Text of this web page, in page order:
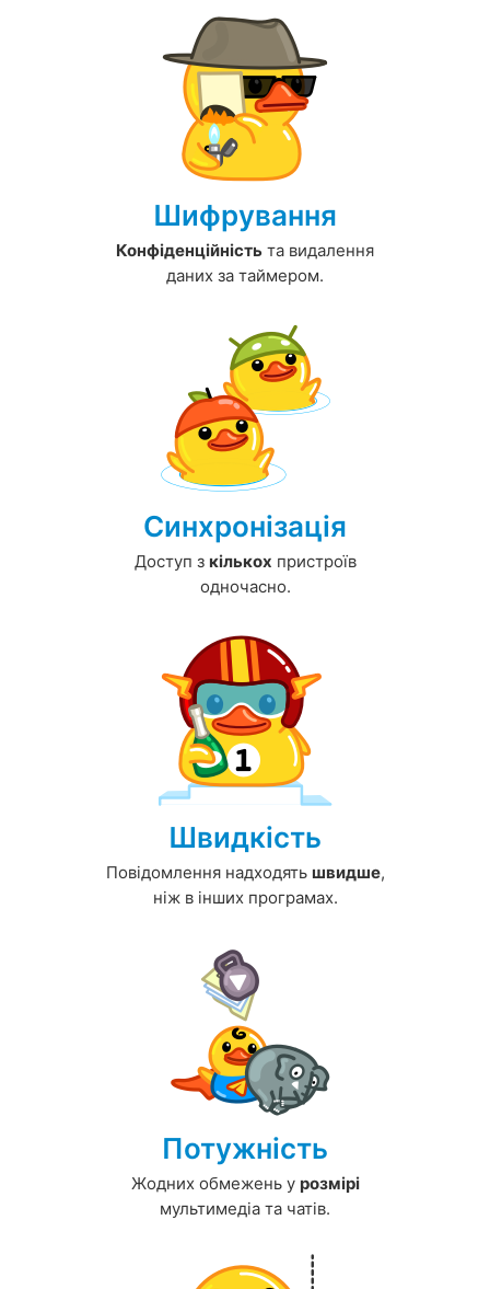
Шифрування
Конфіденційність та видалення
даних за таймером.
Синхронізація
Доступ з кількох пристроїв
одночасно.
Швидкість
Повідомлення надходять швидше,
ніж в інших програмах.
Потужність
Жодних обмежень у розмірі
мультимедіа та чатів.